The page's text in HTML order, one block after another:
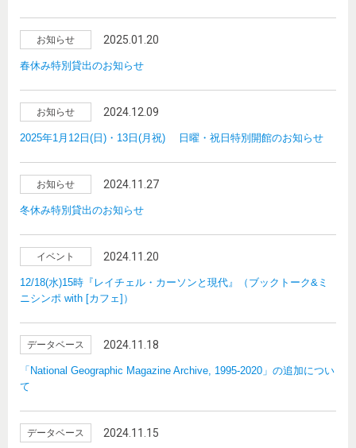
お知らせ 2025.01.20
春休み特別貸出のお知らせ
お知らせ 2024.12.09
2025年1月12日(日)・13日(月祝) 日曜・祝日特別開館のお知らせ
お知らせ 2024.11.27
冬休み特別貸出のお知らせ
イベント 2024.11.20
12/18(水)15時『レイチェル・カーソンと現代』（ブックトーク&ミ
ニシンポ with [カフェ]）
データベース 2024.11.18
「National Geographic Magazine Archive, 1995-2020」の追加につい
て
データベース 2024.11.15